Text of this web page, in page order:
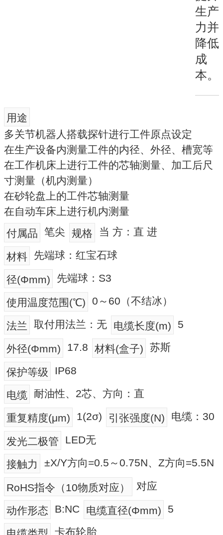
生产
力并
降低
成
本。
用途
多关节机器人搭载探针进行工件原点设定
在生产设备内测量工件的内径、外径、槽宽等
在工作机床上进行工件的芯轴测量、加工后尺
寸测量（机内测量）
在砂轮盘上的工件芯轴测量
在自动车床上进行机内测量
付属品
笔尖 规格 当 方：直 进
材料 先端球：红宝石球
径(Φmm) 先端球：S3
使用温度范围(℃) 0～60（不结冰）
法兰 取付用法兰：无 电缆长度(m) 5
外径(Φmm) 17.8 材料(盒子) 苏斯
保护等级 IP68
电缆 耐油性、2芯、方向：直
重复精度(μm) 1(2σ) 引张强度(N) 电缆：30
发光二极管 LED无
接触力 ±X/Y方向=0.5～0.75N、Z方向=5.5N
RoHS指令（10物质对应） 对应
动作形态 B:NC 电缆直径(Φmm) 5
卡布轮胎